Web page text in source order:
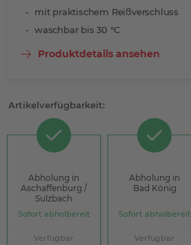
mit praktischem Reißverschluss
waschbar bis 30 °C
Produktdetails ansehen
Artikelverfügbarkeit:
Abholung in
Aschaffenburg /
Sulzbach
Sofort abholbereit
Verfügbar
Abholung in
Bad König
Sofort abholbereit
Verfügbar